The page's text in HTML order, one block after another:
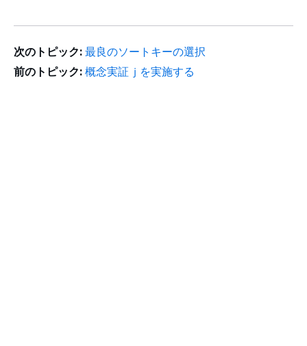
次のトピック: 最良のソートキーの選択
前のトピック: 概念実証ｊを実施する